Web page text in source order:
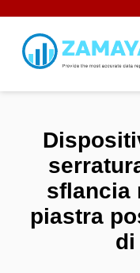
sflancia
piastra
di